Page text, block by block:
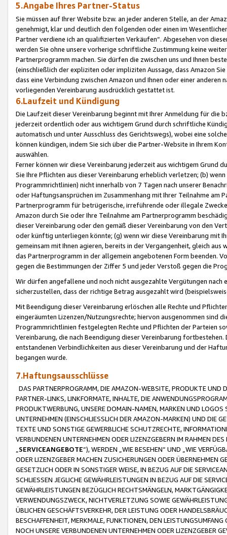
5.Angabe Ihres Partner-Status
Sie müssen auf Ihrer Website bzw. an jeder anderen Stelle, an der
genehmigt, klar und deutlich den folgenden oder einen im
Partner verdiene ich an qualifizierten Verkäufen“. Abgesehen von
werden Sie ohne unsere vorherige schriftliche Zustimmung keine
Partnerprogramm machen. Sie dürfen die zwischen uns und Ihnen
(einschließlich der expliziten oder impliziten Aussage, dass Amazon
dass eine Verbindung zwischen Amazon und Ihnen oder einer
vorliegenden Vereinbarung ausdrücklich gestattet ist.
6.Laufzeit und Kündigung
Die Laufzeit dieser Vereinbarung beginnt mit Ihrer Anmeldung für die
jederzeit ordentlich oder aus wichtigem Grund durch schriftliche
automatisch und unter Ausschluss des Gerichtswegs), wobei eine
können kündigen, indem Sie sich über die Partner-Website in Ihrem
auswählen.
Ferner können wir diese Vereinbarung jederzeit aus wichtigem Grund
Sie Ihre Pflichten aus dieser Vereinbarung erheblich verletzen; (b)
Programmrichtlinien) nicht innerhalb von 7 Tagen nach unserer
oder Haftungsansprüchen im Zusammenhang mit Ihrer Teilnahme am
Partnerprogramm für betrügerische, irreführende oder illegale
Amazon durch Sie oder Ihre Teilnahme am Partnerprogramm
dieser Vereinbarung oder den gemäß dieser Vereinbarung von den
oder künftig unterliegen könnte; (g) wenn wir diese Vereinbarung mit
gemeinsam mit Ihnen agieren, bereits in der Vergangenheit, gleich
das Partnerprogramm in der allgemein angebotenen Form beenden.
gegen die Bestimmungen der Ziffer 5 und jeder Verstoß gegen die
Wir dürfen angefallene und noch nicht ausgezahlte Vergütungen
sicherzustellen, dass der richtige Betrag ausgezahlt wird
Mit Beendigung dieser Vereinbarung erlöschen alle Rechte und
eingeräumten Lizenzen/Nutzungsrechte; hiervon ausgenommen sind
Programmrichtlinien festgelegten Rechte und Pflichten der Parteien
Vereinbarung, die nach Beendigung dieser Vereinbarung
entstandenen Verbindlichkeiten aus dieser Vereinbarung und der
begangen wurde.
7.Haftungsausschlüsse
DAS PARTNERPROGRAMM, DIE AMAZON-WEBSITE, PRODUKTE UND
PARTNER-LINKS, LINKFORMATE, INHALTE, DIE
PRODUKTWERBUNG, UNSERE DOMAIN-NAMEN, MARKEN UND
UNTERNEHMEN (EINSCHLIESSLICH DER AMAZON-MARKEN) UND DIE
TEXTE UND SONSTIGE GEWERBLICHE SCHUTZRECHTE,
VERBUNDENEN UNTERNEHMEN ODER LIZENZGEBERN IM RAHMEN
SERVICEANGEBOTE“), WERDEN „WIE BESEHEN“ UND „WIE
ODER LIZENZGEBER MACHEN ZUSICHERUNGEN ODER ÜBERNEHMEN
GESETZLICH ODER IN SONSTIGER WEISE, IN BEZUG AUF DIE
SCHLIESSEN JEGLICHE GEWÄHRLEISTUNGEN IN BEZUG AUF DIE
GEWÄHRLEISTUNGEN BEZÜGLICH RECHTSMÄNGELN,
VERWENDUNGSZWECK, NICHTVERLETZUNG SOWIE
ÜBLICHEN GESCHÄFTSVERKEHR, DER LEISTUNG ODER
BESCHAFFENHEIT, MERKMALE, FUNKTIONEN, DEN
NOCH UNSERE VERBUNDENEN UNTERNEHMEN ODER LIZENZGEBER